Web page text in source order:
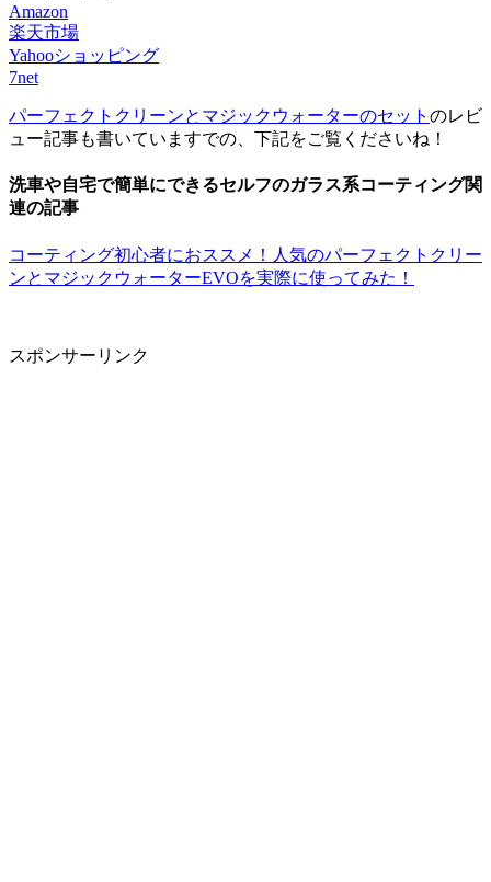
Amazon
楽天市場
Yahooショッピング
7net
パーフェクトクリーンとマジックウォーターのセット のレビ
ュー記事も書いていますでの、下記をご覧くださいね！
洗車や自宅で簡単にできるセルフのガラス系コーティング関
連の記事
コーティング初心者におススメ！人気のパーフェクトクリー
ンとマジックウォーターEVOを実際に使ってみた！
スポンサーリンク